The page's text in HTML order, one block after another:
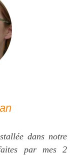
dans notre
par mes 2